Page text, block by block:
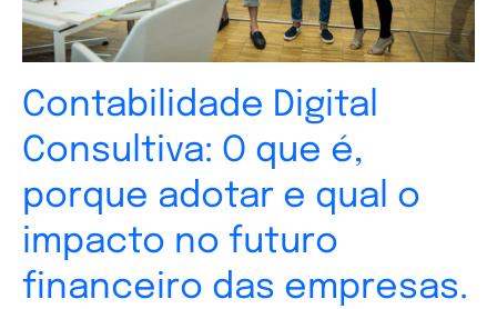
Contabilidade Digital
Consultiva: O que é,
porque adotar e qual o
impacto no futuro
financeiro das empresas.
qual
o
impacto
no
futuro
financeiro
das
empresas.